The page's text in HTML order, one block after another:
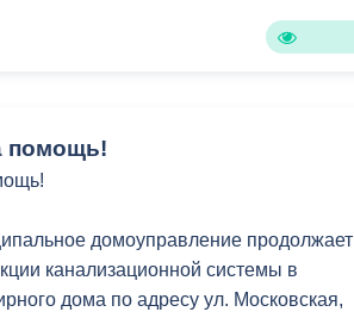
помощь!
домоуправление продолжает
канализационной системы в
дома по адресу ул. Московская,